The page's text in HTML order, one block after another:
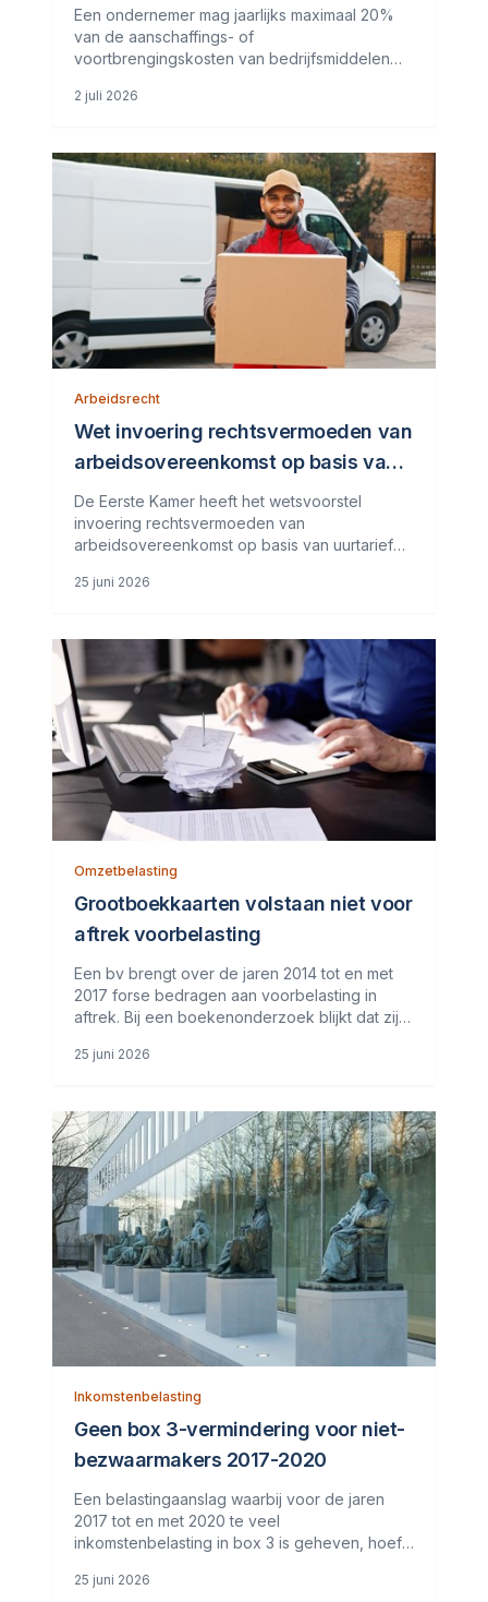
Een ondernemer mag jaarlijks maximaal 20%
van de aanschaffings- of
voortbrengingskosten van bedrijfsmiddelen
kosten exclusief btw, tenzij de btw niet kan
2 juli 2026
Arbeidsrecht
Wet invoering rechtsvermoeden van
arbeidsovereenkomst op basis van
uurtarief aangenomen
De Eerste Kamer heeft het wetsvoorstel
invoering rechtsvermoeden van
arbeidsovereenkomst op basis van uurtarief
van het Burgerlijk Wetboek door het invoeren
25 juni 2026
Omzetbelasting
Grootboekkaarten volstaan niet voor
aftrek voorbelasting
Een bv brengt over de jaren 2014 tot en met
2017 forse bedragen aan voorbelasting in
aftrek. Bij een boekenonderzoek blijkt dat zij
facturen kan overleggen. De bv verwijst naar
25 juni 2026
Inkomstenbelasting
Geen box 3-vermindering voor niet-
bezwaarmakers 2017-2020
Een belastingaanslag waarbij voor de jaren
2017 tot en met 2020 te veel
inkomstenbelasting in box 3 is geheven, hoeft
definitief is komen vast te staan
25 juni 2026